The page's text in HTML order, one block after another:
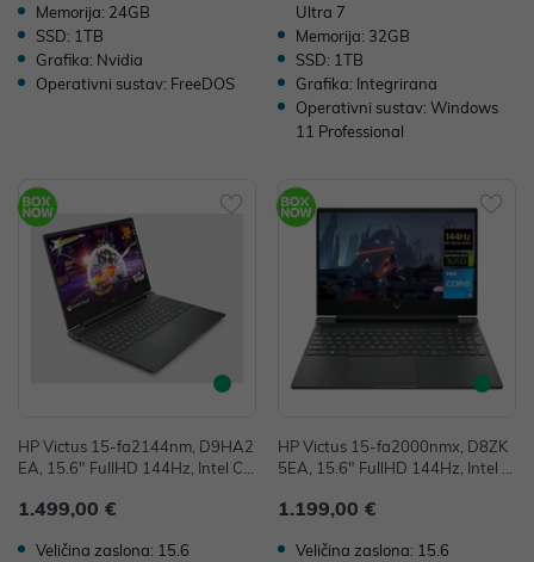
Memorija: 24GB
SSD: 1TB
Grafika: Nvidia
Operativni sustav: FreeDOS
Ultra 7
Memorija: 32GB
SSD: 1TB
Grafika: Integrirana
Operativni sustav: Windows
11 Professional
HP Victus 15-fa2144nm, D9HA2
EA, 15.6" FullHD 144Hz, Intel Co
eeDOS, NVIDIA GeForce RTX 506
1.499,00 €
Veličina zaslona: 15.6
HP Victus 15-fa2000nmx, D8ZK
5EA, 15.6" FullHD 144Hz, Intel C
D, W11H, NVIDIA GeForce RTX 4
1.199,00 €
Veličina zaslona: 15.6